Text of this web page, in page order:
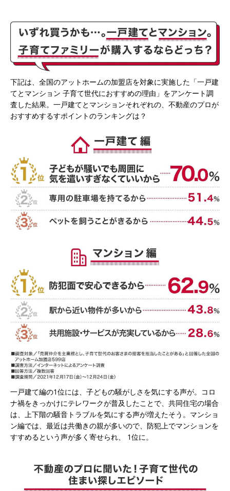
下記は、全国のアットホームの加盟店を対象に実施した「一戸建
てとマンション 子育て世代におすすめの理由」をアンケート調
査した結果。一戸建てとマンションそれぞれの、不動産のプロが
おすすめするすポイントのランキングは？
一戸建て編の1位には、子どもの騒がしさを気にする声が。コロ
ナ禍をきっかけにテレワークが普及したことで、共同住宅の場合
は、上下階の騒音トラブルを気にする声が増えたそう。マンショ
ン編では、最近は共働きの親が多いので、防犯上でマンションを
すすめるという声が多く寄せられ、 1位に。